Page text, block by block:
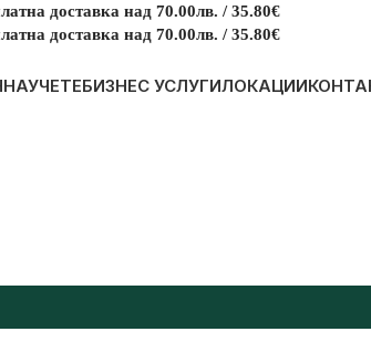
доставка над 70.00лв. / 35.80€
доставка над 70.00лв. / 35.80€
НАУЧЕТЕБИЗНЕС УСЛУГИЛОКАЦИИ